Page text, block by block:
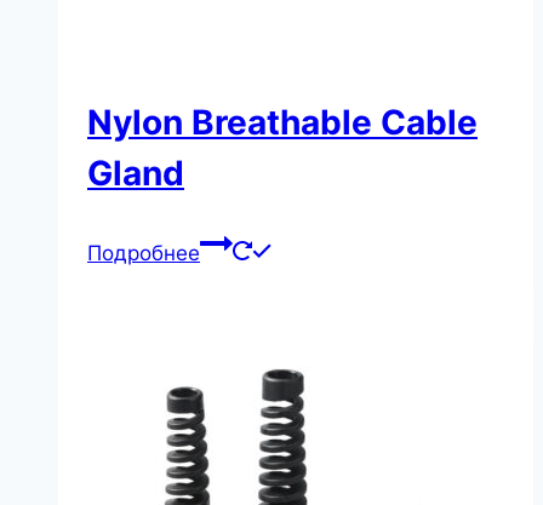
Nylon Breathable Cable
Gland
Подробнее